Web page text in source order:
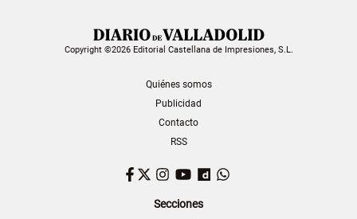
Copyright ©2026 Editorial Castellana de Impresiones, S.L.
Quiénes somos
Publicidad
Contacto
RSS
Facebook
TwitterInstagram
YouTubeDailymotion
Secciones